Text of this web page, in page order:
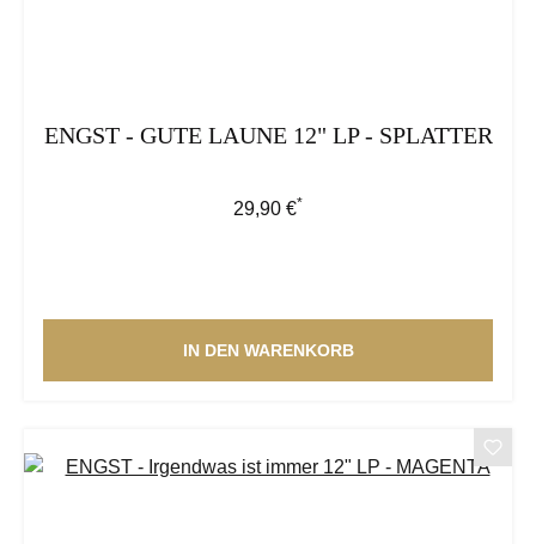
ENGST - GUTE LAUNE 12" LP - SPLATTER
Regulärer Preis:
29,90 €*
IN DEN WARENKORB